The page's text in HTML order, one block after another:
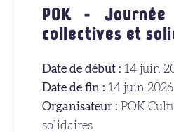
POK -
collectives et
Date de début : 14 juin
Date de fin : 14 juin 2026
Organisateur : POK
solidaires